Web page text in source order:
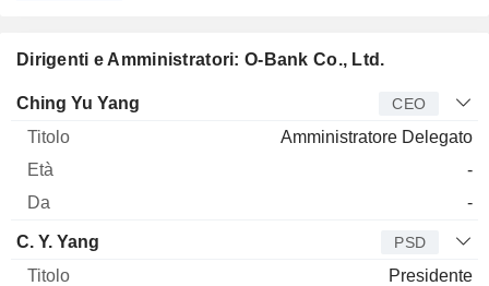
Dirigenti e Amministratori: O-Bank Co., Ltd.
Manager Titolo
Ching Yu Yang CEO
Amministratore Delegato
-
-
C. Y. Yang PSD
Presidente